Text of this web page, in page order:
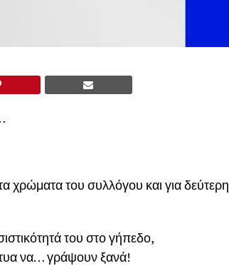
χρώματα του συλλόγου και για δεύτερη
του στο γήπεδο,
να… γράψουν ξανά!